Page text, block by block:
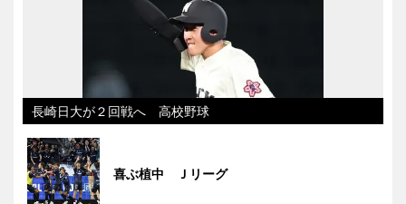
長崎日大が２回戦へ 高校野球
喜ぶ植中 Ｊリーグ